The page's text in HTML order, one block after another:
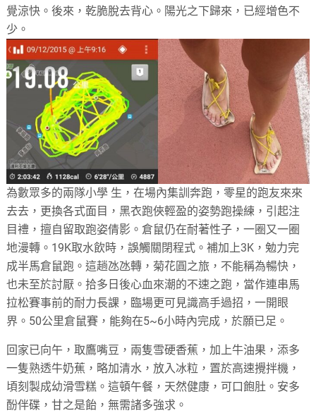
覺涼快。後來，乾脆脫去背心。陽光之下歸來，已經增色不
少。
為數眾多的兩隊小學 生，在場內集訓奔跑，零星的跑友來來
去去，更換各式面目，黑衣跑俠輕盈的姿勢跑操練，引起注
目禮，擅自留取跑姿倩影。倉鼠仍在耐著性子，一圈又一圈
地漫轉。19K取水飲時，誤觸關閉程式。補加上3K，勉力完
成半馬倉鼠跑。這趟氹氹轉，菊花圓之旅，不能稱為暢快，
也未至於討厭。拾多日後心血來潮的不速之跑，當作連串馬
拉松賽事前的耐力長課，臨場更可見識高手過招，一開眼
界。50公里倉鼠賽，能夠在5~6小時內完成，於願已足。
回家已向午，取鷹嘴豆，兩隻雪硬香蕉，加上牛油果，添多
一隻熟透牛奶蕉，略加清水，放入冰粒，置於高速攪拌機，
頃刻製成幼滑雪糕。這頓午餐，天然健康，可口飽肚。安多
酚伴碟，甘之是飴，無需諸多強求。